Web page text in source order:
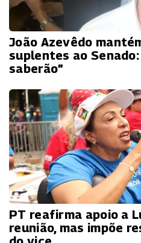
João Azevêdo
suplentes ao
saberão”
PT reafirma apoio a
reunião, mas impõe